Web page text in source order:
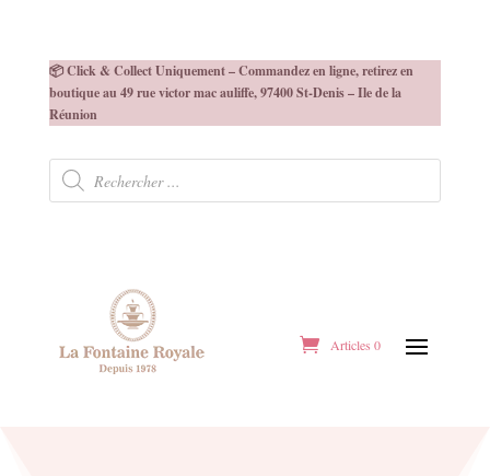
📦 Click & Collect Uniquement – Commandez en ligne, retirez en
boutique au 49 rue victor mac auliffe, 97400 St-Denis – Ile de la
Réunion
Recherche
produits
Articles 0